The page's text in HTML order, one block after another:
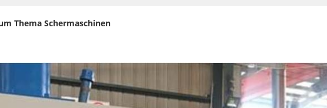
Thema Schermaschinen